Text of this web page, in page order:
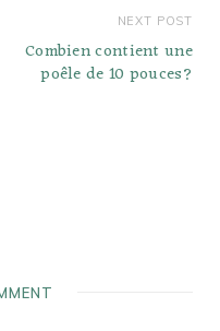
NEXT POST
Combien contient une
poêle de 10 pouces?